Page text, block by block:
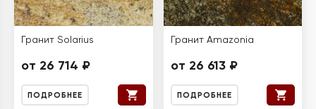
Гранит Solarius
от 26 714 ₽
ПОДРОБНЕЕ
Гранит Amazonia
от 26 613 ₽
ПОДРОБНЕЕ